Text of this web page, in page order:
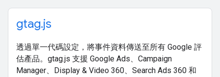
gtag.js
透過單一代碼設定，將事件資料傳送至所有 Google 評
估產品。gtag.js 支援 Google Ads、Campaign
Manager、Display & Video 360、Search Ads 360 和